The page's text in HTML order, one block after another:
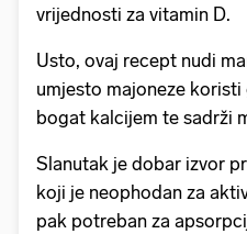
vrijednosti za vitamin D.
Usto, ovaj recept nudi
umjesto majoneze
bogat kalcijem te sadrži
Slanutak je dobar izvor
koji je neophodan za
pak potreban za